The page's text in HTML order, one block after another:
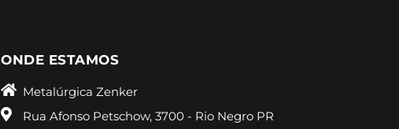
ONDE ESTAMOS
Metalúrgica Zenker
Rua Afonso Petschow, 3700 - Rio Negro PR